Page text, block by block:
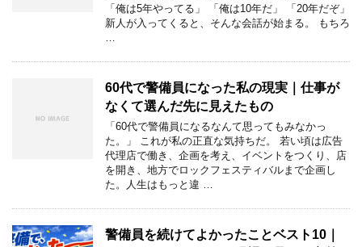
「俺は5年やってる」 「俺は10年だ」 「20年だぞ」
新人が入ってくると、そんな会話が始まる。 もちろ
…
60代で警備員になった私の現実｜仕事が
なくて選んだ先に見えたもの
「60代で警備員になるなんて思ってもみなかっ
た。」 これが私の正直な気持ちだ。 若い頃は広告
代理店で働き、企画を考え、イベントをつくり、店
を開き、地方でロックフェスティバルまで企画し
た。人生はもっと違 …
警備員を続けてよかったことベスト10｜